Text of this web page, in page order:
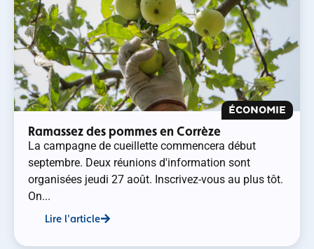
ÉCONOMIE
Ramassez des pommes en Corrèze
La campagne de cueillette commencera début
septembre. Deux réunions d'information sont
organisées jeudi 27 août. Inscrivez-vous au plus tôt.
On...
Lire l'article